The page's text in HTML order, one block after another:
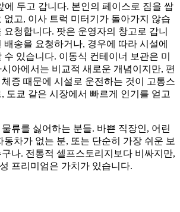
에 두고 갑니다. 본인의 페이스로 짐을 쌉
고, 이사 트럭 미터기가 돌아가지 않습
요청합니다. 팟은 운영자의 창고로 갑니
배송을 요청하거나, 경우에 따라 시설에
있습니다. 이동식 컨테이너 보관은 미
아에서는 비교적 새로운 개념이지만, 편
증 때문에 시설로 운전하는 것이 고통스
도쿄 같은 시장에서 빠르게 인기를 얻고
류를 싫어하는 분들. 바쁜 직장인, 어린
동차가 없는 분, 또는 단순히 가장 쉬운 보
나. 전통적 셀프스토리지보다 비싸지만,
프리미엄은 가치가 있습니다.